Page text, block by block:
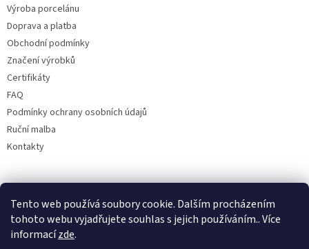
Tento web používá soubory cookie. Dalším procházením
tohoto webu vyjadřujete souhlas s jejich používáním.. Více
informacízde.
Výroba porcelánu
Doprava a platba
Obchodní podmínky
Značení výrobků
Certifikáty
FAQ
Podmínky ochrany osobních údajů
Ruční malba
Kontakty
Facebook